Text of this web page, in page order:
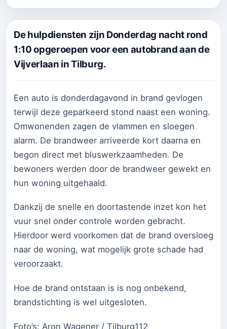
De hulpdiensten zijn Donderdag nacht rond
1:10 opgeroepen voor een autobrand aan de
Vijverlaan in Tilburg.
Een auto is donderdagavond in brand gevlogen
terwijl deze geparkeerd stond naast een woning.
Omwonenden zagen de vlammen en sloegen
alarm. De brandweer arriveerde kort daarna en
begon direct met bluswerkzaamheden. De
bewoners werden door de brandweer gewekt en
hun woning uitgehaald.
Dankzij de snelle en doortastende inzet kon het
vuur snel onder controle worden gebracht.
Hierdoor werd voorkomen dat de brand oversloeg
naar de woning, wat mogelijk grote schade had
veroorzaakt.
Hoe de brand ontstaan is is nog onbekend,
brandstichting is wel uitgesloten.
Foto’s: Aron Wagener / Tilburg112